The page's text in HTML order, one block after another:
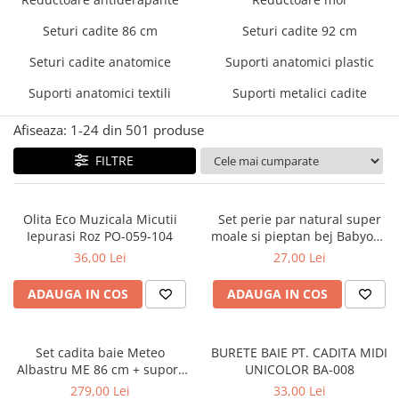
Seturi cadite 86 cm
Seturi cadite 92 cm
Seturi cadite anatomice
Suporti anatomici plastic
Suporti anatomici textili
Suporti metalici cadite
Mese de infasat pliabile
Mese de infasat Ultra Light 50x70
Tampoane postnatale
Tampoane si protectii silicon
pentru san
Seturi cadite 86 cm
Seturi cadite 92 cm
Seturi cadite anatomice
Suporti anatomici plastic
Suporti anatomici textili
Suporti metalici cadite
Afiseaza: 1-24 din 501 produse
FILTRE
Olita Eco Muzicala Micutii
Iepurasi Roz PO-059-104
36,00 Lei
ADAUGA IN COS
Set perie par natural super
moale si pieptan bej Babyono
568/03
27,00 Lei
ADAUGA IN COS
Set cadita baie Meteo
Albastru ME 86 cm + suport
metalic + suport anatomic
279,00 Lei
BURETE BAIE PT. CADITA MIDI
UNICOLOR BA-008
33,00 Lei